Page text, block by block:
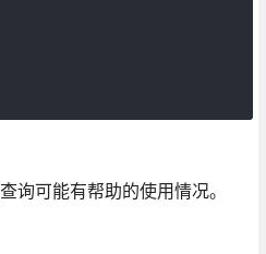
询可能有帮助的使用情况。